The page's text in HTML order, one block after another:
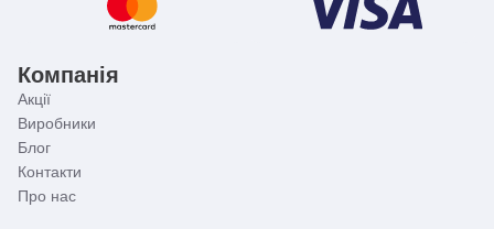
Компанія
Акції
Виробники
Блог
Контакти
Про нас